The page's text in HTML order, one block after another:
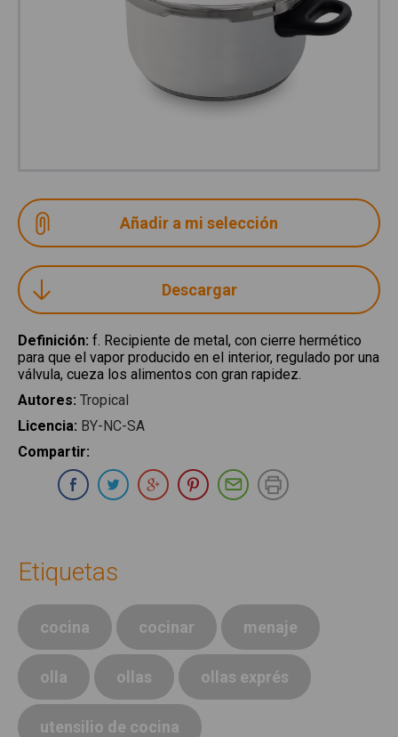
Descargar
Definición: f. Recipiente de metal, con cierre hermético
para que el vapor producido en el interior, regulado por una
válvula, cueza los alimentos con gran rapidez.
Autores: Tropical
Licencia: BY-NC-SA
Compartir:
Compartir en Whatsapp
Compartir en Facebook
Compartir en Twitter
Compartir en Google Plus
Compartir en Pinterest
Compartir por E-
Etiquetas
cocina cocinar menaje
olla ollas ollas exprés
utensilio de cocina